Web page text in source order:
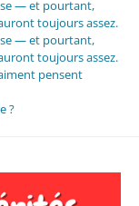
— et pourtant,
toujours assez.
— et pourtant,
toujours assez.
pensent
?